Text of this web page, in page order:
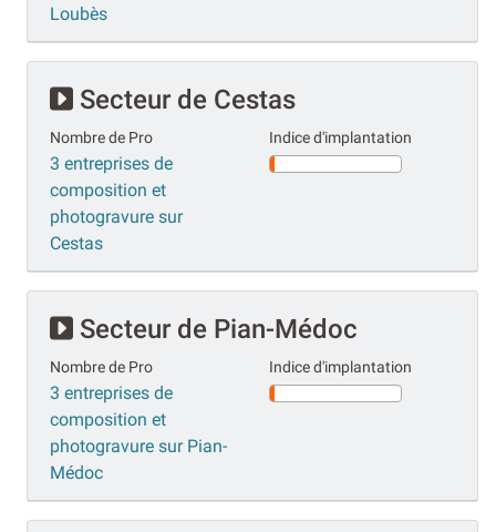
Loubès
Secteur de Cestas
Nombre de Pro
3 entreprises de
composition et
photogravure sur
Cestas
Indice d'implantation
Secteur de Pian-Médoc
Nombre de Pro
3 entreprises de
composition et
photogravure sur Pian-
Médoc
Indice d'implantation